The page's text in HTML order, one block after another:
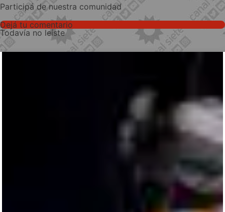
Participá de nuestra comunidad
Dejá tu comentario
Todavía no leíste